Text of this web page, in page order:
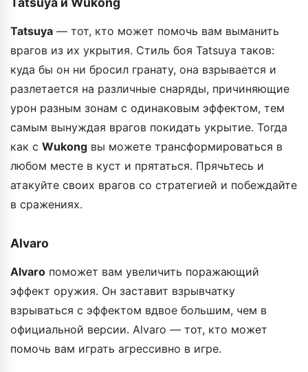
Tatsuya — тот, кто может помочь вам выманить
врагов из их укрытия. Стиль боя Tatsuya таков:
куда бы он ни бросил гранату, она взрывается и
разлетается на различные снаряды, причиняющие
урон разным зонам с одинаковым эффектом, тем
самым вынуждая врагов покидать укрытие. Тогда
как с Wukong вы можете трансформироваться в
любом месте в куст и прятаться. Прячьтесь и
атакуйте своих врагов со стратегией и побеждайте
в сражениях.
Alvaro
Alvaro поможет вам увеличить поражающий
эффект оружия. Он заставит взрывчатку
взрываться с эффектом вдвое большим, чем в
официальной версии. Alvaro — тот, кто может
помочь вам играть агрессивно в игре.